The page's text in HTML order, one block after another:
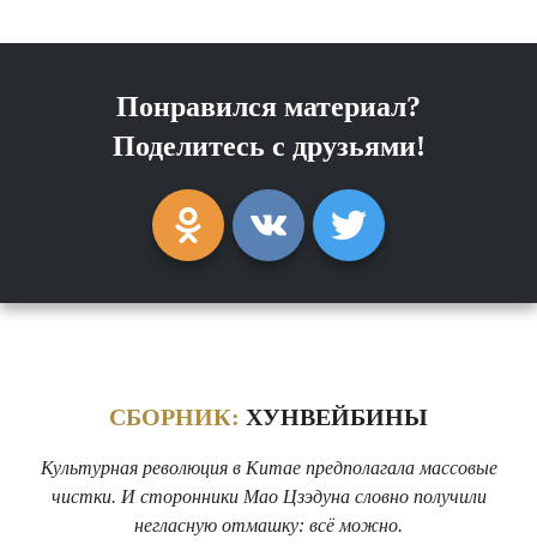
Понравился материал?
Поделитесь с друзьями!
СБОРНИК: ХУНВЕЙБИНЫ
Культурная революция в Китае предполагала массовые
чистки. И сторонники Мао Цзэдуна словно получили
негласную отмашку: всё можно.